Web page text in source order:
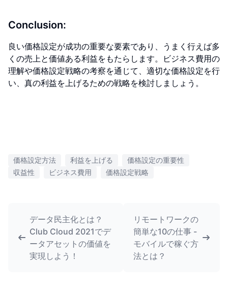
Conclusion:
良い価格設定が成功の重要な要素であり、うまく行えば多
くの売上と価値ある利益をもたらします。ビジネス費用の
理解や価格設定戦略の考察を通じて、適切な価格設定を行
い、真の利益を上げるための戦略を検討しましょう。
価格設定方法 利益を上げる
価格設定の重要性
収益性
ビジネス費用 価格設定戦略
データ民主化とは？
Club Cloud 2021でデ
ータアセットの価値を
実現しよう！
リモートワークの
簡単な10の仕事 -
モバイルで稼ぐ方
法とは？